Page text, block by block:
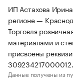
ИП Астахова
регионе —
Торговля
материалами и
присвоены
309234217000012.
Данные получены из